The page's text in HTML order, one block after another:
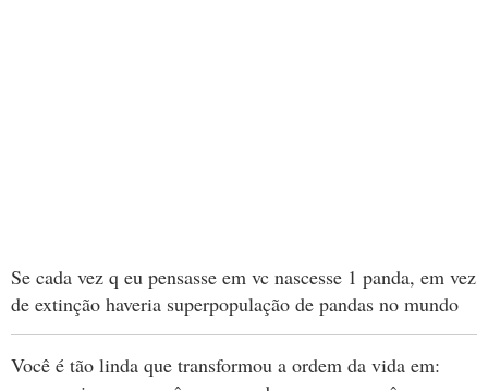
Se cada vez q eu pensasse em vc nascesse 1 panda, em vez
de extinção haveria superpopulação de pandas no mundo
Você é tão linda que transformou a ordem da vida em: